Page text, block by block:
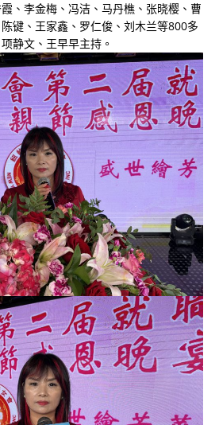
、李金梅、冯洁、马丹樵、张晓樱、曹
键、王家鑫、罗仁俊、刘木兰等800多
静文、王早早主持。